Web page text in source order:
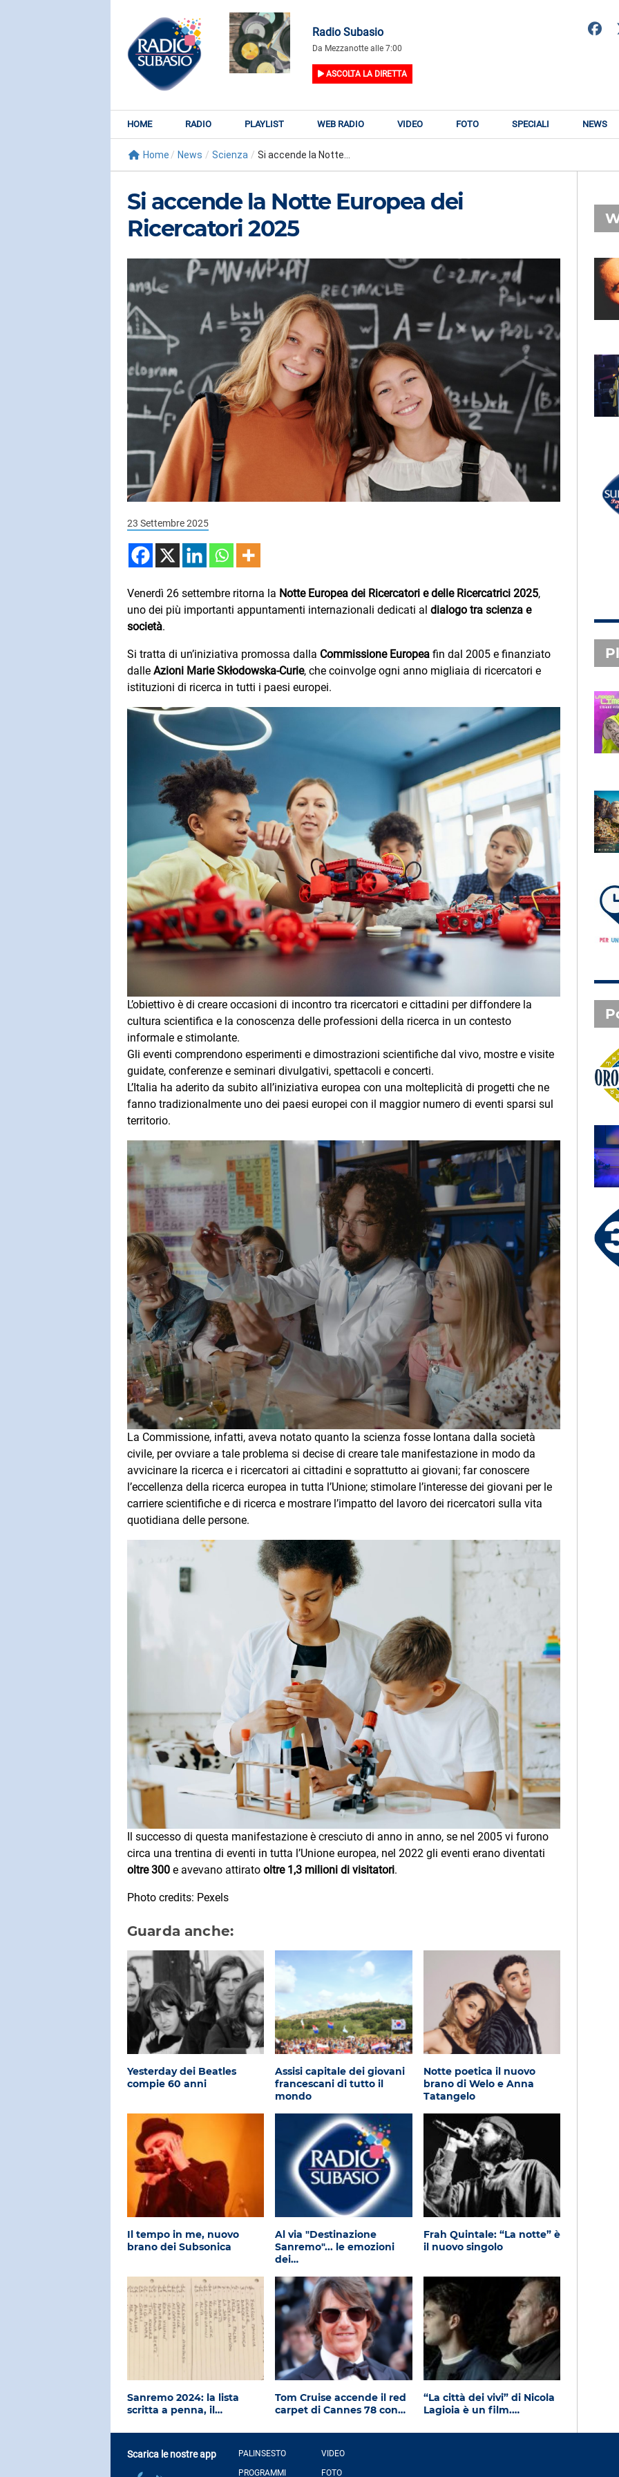
Radio Subasio
Da Mezzanotte alle 7:00
ASCOLTA LA DIRETTA
HOME RADIO PLAYLIST WEB RADIO VIDEO FOTO SPECIALI NEWS
Home / News / Scienza / Si accende la Notte...
Si accende la Notte Europea dei
Ricercatori 2025
23 Settembre 2025
Venerdì 26 settembre ritorna la Notte Europea dei Ricercatori e delle Ricercatrici 2025,
uno dei più importanti appuntamenti internazionali dedicati al dialogo tra scienza e
società.
Si tratta di un’iniziativa promossa dalla Commissione Europea fin dal 2005 e finanziato
dalle Azioni Marie Skłodowska-Curie, che coinvolge ogni anno migliaia di ricercatori e
istituzioni di ricerca in tutti i paesi europei.
L’obiettivo è di creare occasioni di incontro tra ricercatori e cittadini per diffondere la
cultura scientifica e la conoscenza delle professioni della ricerca in un contesto
informale e stimolante.
Gli eventi comprendono esperimenti e dimostrazioni scientifiche dal vivo, mostre e visite
guidate, conferenze e seminari divulgativi, spettacoli e concerti.
L’Italia ha aderito da subito all’iniziativa europea con una molteplicità di progetti che ne
fanno tradizionalmente uno dei paesi europei con il maggior numero di eventi sparsi sul
territorio.
La Commissione, infatti, aveva notato quanto la scienza fosse lontana dalla società
civile, per ovviare a tale problema si decise di creare tale manifestazione in modo da
avvicinare la ricerca e i ricercatori ai cittadini e soprattutto ai giovani; far conoscere
l’eccellenza della ricerca europea in tutta l’Unione; stimolare l’interesse dei giovani per le
carriere scientifiche e di ricerca e mostrare l’impatto del lavoro dei ricercatori sulla vita
quotidiana delle persone.
Il successo di questa manifestazione è cresciuto di anno in anno, se nel 2005 vi furono
circa una trentina di eventi in tutta l’Unione europea, nel 2022 gli eventi erano diventati
oltre 300 e avevano attirato oltre 1,3 milioni di visitatori.
Photo credits: Pexels
Guarda anche:
Yesterday dei Beatles
compie 60 anni
Assisi capitale dei giovani
francescani di tutto il
mondo
Notte poetica il nuovo
brano di Welo e Anna
Tatangelo
Il tempo in me, nuovo
brano dei Subsonica
Al via "Destinazione
Sanremo"... le emozioni
dei…
Frah Quintale: “La notte” è
il nuovo singolo
Sanremo 2024: la lista
scritta a penna, il…
Tom Cruise accende il red
carpet di Cannes 78 con…
“La città dei vivi” di Nicola
Lagioia è un film.…
RADIO SUBY
KATY PERRY
Watch It Burn
SUBASIO COLLECTION
VASCO ROSSI
Siamo Solo Noi
SUBASIO PER UN'ORA D'AMORE
Subasio Per Un'Ora
D'Amore
RADIO SUBASIO
FABIO ROVAZZI,
ARISA, NINO
D'ANGELO
La Costiera Amalfitana
RADIO SUBASIO +
ASHCROFT RICHARD
Music Is Power
RADIO SUBASIO DISCO CLUB
PLAYLIST NOVITÀ
STEFANO PITASI
LABBRA LIME
SUBASIO PLAYLIST
FABIO ROVAZZI, ARISA,
NINO D'ANGELO
LA COSTIERA AMALFITANA
LA PLAYLIST DI PER UN’ORA
D’AMORE – SABATO 8 AGOSTO
SAL DA VINCI - Radio
Subasio Music Club
3 X TE - 07-08-2026
Le canzoni della tua vita -
Serena - Orbetello (GR)
Scarica le nostre app
PALINSESTO
PROGRAMMI
VIDEO
FOTO